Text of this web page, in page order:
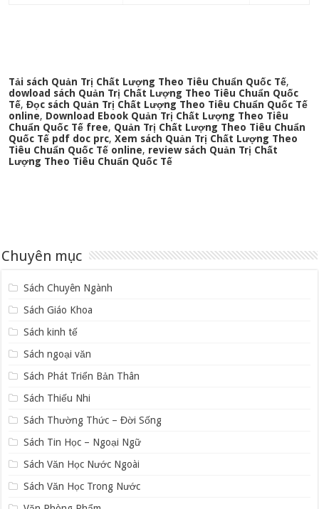
Tải sách Quản Trị Chất Lượng Theo Tiêu Chuẩn Quốc Tế,
dowload sách Quản Trị Chất Lượng Theo Tiêu Chuẩn Quốc
Tế,Đọc sách Quản Trị Chất Lượng Theo Tiêu Chuẩn Quốc Tế
online, Download Ebook Quản Trị Chất Lượng Theo Tiêu
Chuẩn Quốc Tế free, Quản Trị Chất Lượng Theo Tiêu Chuẩn
Quốc Tế pdf doc prc,Xem sách Quản Trị Chất Lượng Theo
Tiêu Chuẩn Quốc Tế online, review sách Quản Trị Chất
Lượng Theo Tiêu Chuẩn Quốc Tế
Chuyên mục
Sách Chuyên Ngành
Sách Giáo Khoa
Sách kinh tế
Sách ngoại văn
Sách Phát Triển Bản Thân
Sách Thiếu Nhi
Sách Thường Thức – Đời Sống
Sách Tin Học – Ngoại Ngữ
Sách Văn Học Nước Ngoài
Sách Văn Học Trong Nước